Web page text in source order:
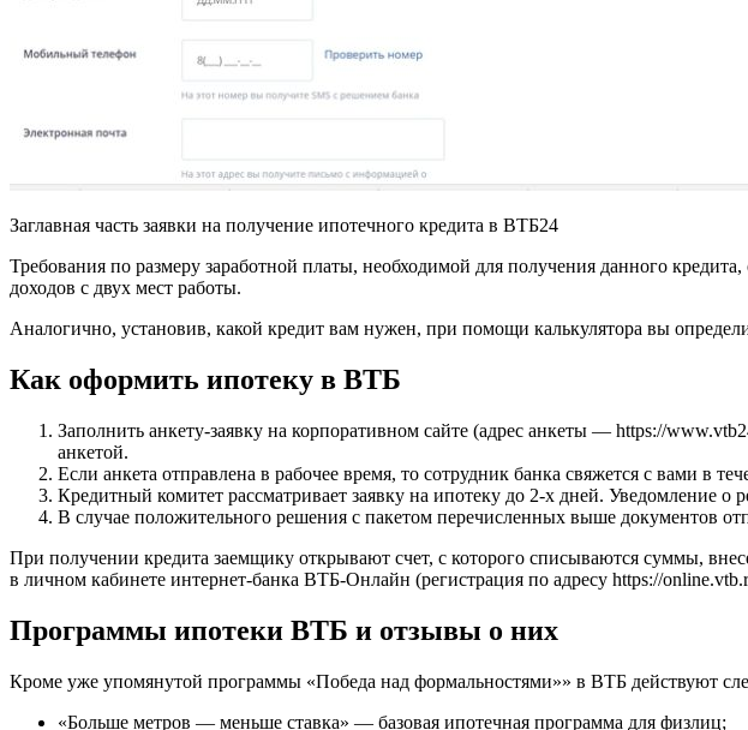
Заглавная часть заявки на получение ипотечного кредита в ВТБ24
Требования по размеру заработной платы, необходимой для получения данного
доходов с двух мест работы.
Аналогично, установив, какой кредит вам нужен, при помощи калькулятора вы
Как оформить ипотеку в ВТБ
Заполнить анкету-заявку на корпоративном сайте (адрес анкеты — https://
анкетой.
Если анкета отправлена в рабочее время, то сотрудник банка свяжется с вами в
Кредитный комитет рассматривает заявку на ипотеку до 2-х дней. Уведомление
В случае положительного решения с пакетом перечисленных выше документов
При получении кредита заемщику открывают счет, с которого списываются суммы,
в личном кабинете интернет-банка ВТБ-Онлайн (регистрация по адресу https://
Программы ипотеки ВТБ и отзывы о них
Кроме уже упомянутой программы «Победа над формальностями»» в ВТБ действуют
«Больше метров — меньше ставка» — базовая ипотечная программа для физлиц;